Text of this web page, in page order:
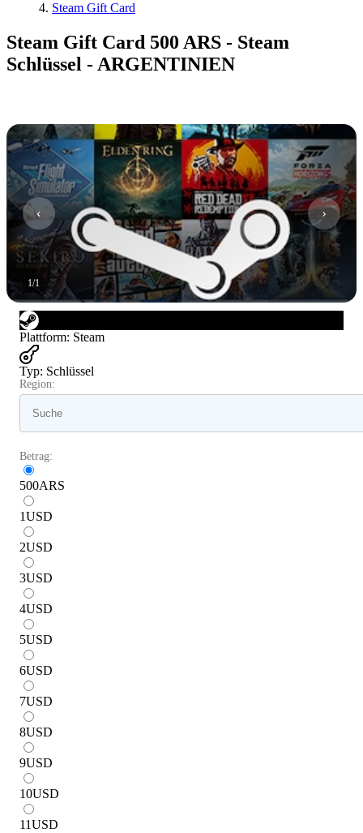
Steam Gift Card
Steam Gift Card 500 ARS - Steam
Schlüssel - ARGENTINIEN
1/1
Plattform: Steam
Typ: Schlüssel
Region:
Betrag:
500ARS
1USD
2USD
3USD
4USD
5USD
6USD
7USD
8USD
9USD
10USD
11USD